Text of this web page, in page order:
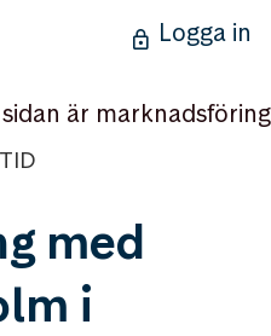
Logga in
är marknadsföring
med
i